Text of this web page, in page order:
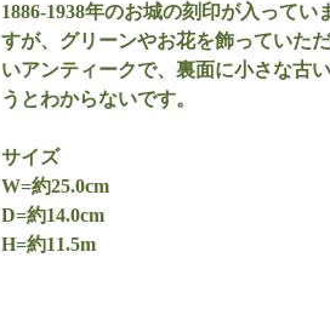
1886-1938年のお城の刻印が入って
すが、グリーンやお花を飾っていた
いアンティークで、裏面に小さな古
うとわからないです。
サイズ
W=約25.0cm
D=約14.0cm
H=約11.5m